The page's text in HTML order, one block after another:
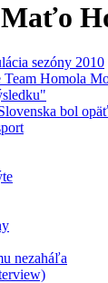
sezóny 2010
Team Homola
bol
nezaháľa